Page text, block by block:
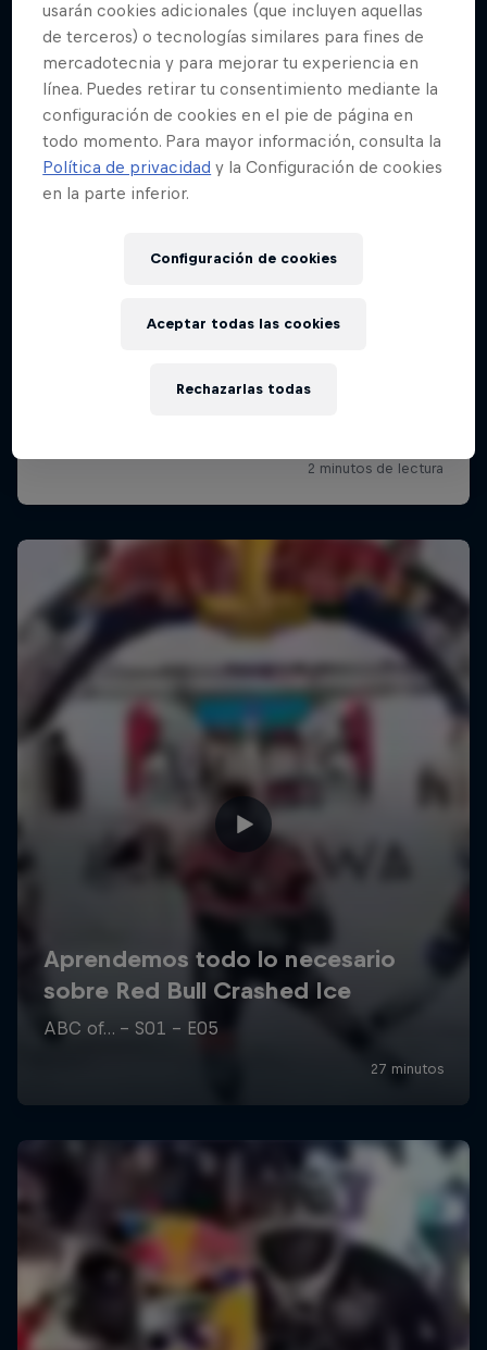
usarán cookies adicionales (que incluyen aquellas
de terceros) o tecnologías similares para fines de
mercadotecnia y para mejorar tu experiencia en
línea. Puedes retirar tu consentimiento mediante la
configuración de cookies en el pie de página en
todo momento. Para mayor información, consulta la
Política de privacidad y la Configuración de cookies
en la parte inferior.
Configuración de cookies
Rechazarlas todas
Aceptar todas las cookies